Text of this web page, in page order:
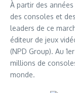
À partir des
des consoles et
leaders de ce
éditeur de jeux
(NPD Group). Au
millions de
monde.